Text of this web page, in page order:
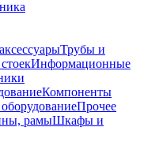
Трубы и
Информационные
Компоненты
Прочее
рамыШкафы и